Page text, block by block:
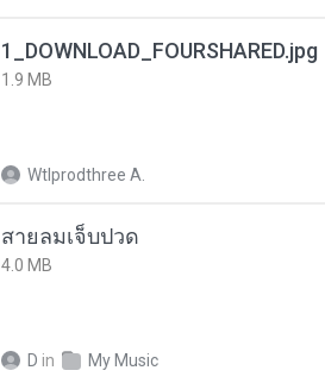
1_DOWNLOAD_FOURSHARED.jpg
1.9 MB
Wtlprodthree A.
สายลมเจ็บปวด
4.0 MB
D in My Music